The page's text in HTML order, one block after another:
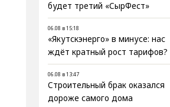
будет третий «СырФест»
06.08 в 15:18
«Якутскэнерго» в минусе: нас
ждёт кратный рост тарифов?
06.08 в 13:47
Строительный брак оказался
дороже самого дома